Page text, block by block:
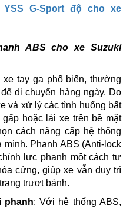
YSS G-Sport độ cho xe
ABS cho xe Suzuki
xe tay ga phổ biến, thường
di chuyển hàng ngày. Do
và xử lý các tình huống bất
hoặc lái xe trên bề mặt
cách nâng cấp hệ thống
Phanh ABS (Anti-lock
lực phanh một cách tự
cứng, giúp xe vẫn duy trì
trượt bánh.
phanh: Với hệ thống ABS,